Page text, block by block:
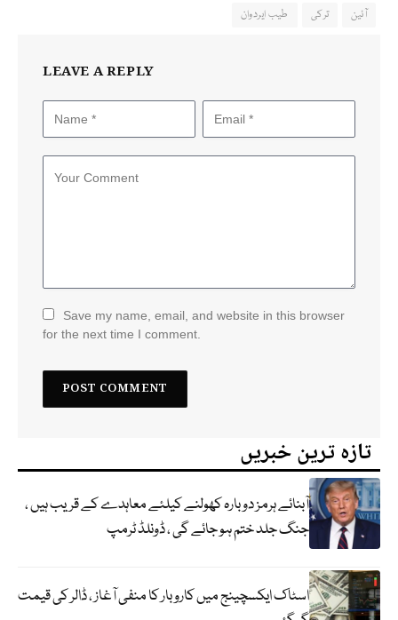
آئین ترکی طیب ایردوان
LEAVE A REPLY
Save my name, email, and website in this browser
for the next time I comment.
تازہ ترین خبریں
آبنائے ہرمز دوبارہ کھولنے کیلئے معاہدے کے قریب ہیں ،
جنگ جلد ختم ہو جائے گی ، ڈونلڈ ٹرمپ
اسٹاک ایکسچینج میں کاروبار کا منفی آغاز ، ڈالر کی قیمت